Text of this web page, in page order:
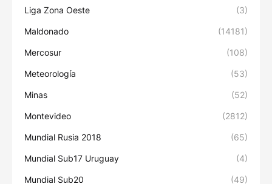
Liga Zona Oeste (3)
Maldonado (14181)
Mercosur (108)
Meteorología (53)
Minas (52)
Montevideo (2812)
Mundial Rusia 2018 (65)
Mundial Sub17 Uruguay (4)
Mundial Sub20 (49)